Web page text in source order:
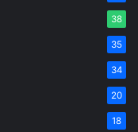
38
35
34
20
18